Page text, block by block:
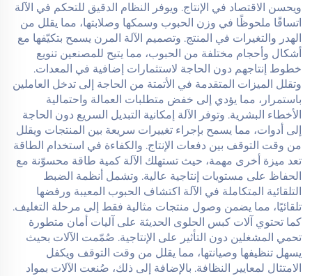
ويحسن الاقتصاد في الإنتاج. ويوفر النظام الدقيق للتحكم في الآلة
اتساقًا ملحوظًا في وزن الحبوب وسمكها وصلابتها، مما يقلل من
الهدر والتغيرات في المنتج. وتصميم الآلة المرن يسمح بتكيّفها مع
أشكال وأحجام مختلفة من الحبوب، مما يتيح للمصنعين تنويع
خطوط إنتاجهم دون الحاجة لاستثمارات إضافية في المعدات.
وتقلل الميزات المتقدمة في الأتمتة من الحاجة إلى تدخل العاملين
باستمرار، مما يؤدي إلى خفض متطلبات العمالة واحتمالية
الأخطاء البشرية. وتوفر الآلة إمكانية التبديل السريع دون الحاجة
إلى أدوات، مما يسمح بإجراء تغييرات سريعة بين المنتجات ويقلل
من وقت التوقف بين دفعات الإنتاج. والكفاءة في استخدام الطاقة
تعد ميزة أخرى مهمة، حيث تستهلك الآلة كمية طاقة محسوّنة مع
الحفاظ على مستويات إنتاجية عالية. وتشمل أنظمة الضبط
التلقائية المتكاملة في الآلة اكتشاف الحبوب المعيبة ورفضها
تلقائيًا، مما يضمن وصول منتجات مثالية فقط إلى مرحلة التغليف.
كما تحتوي آلات كبس الحلوى الحديثة على آليات أمان متطورة
تحمي المشغلين دون التأثير على الإنتاجية. صُمّمت الآلات بحيث
يسهل تنظيفها وصيانتها، مما يقلل من وقت التوقف ويكفل
الامتثال لمعايير النظافة. بالإضافة إلى ذلك، صُنعت الآلات بمواد